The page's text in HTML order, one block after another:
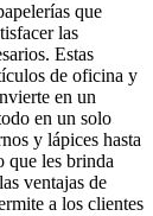
que
las
Estas
de oficina y
en un
en un solo
y lápices hasta
que les brinda
ventajas de
a los clientes